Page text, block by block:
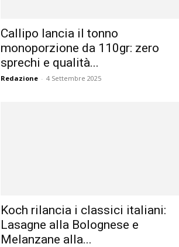
Callipo lancia il tonno
monoporzione da 110gr: zero
sprechi e qualità...
Redazione - 4 Settembre 2025
Koch rilancia i classici italiani:
Lasagne alla Bolognese e
Melanzane alla...